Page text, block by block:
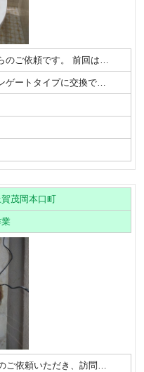
のご依頼です。 前回は…
ゲートタイプに交換で…
茂岡本口町
ご依頼いただき、訪問…